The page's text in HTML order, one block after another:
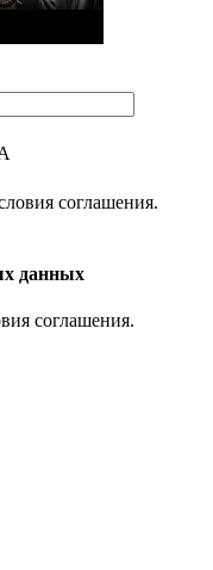
соглашения.
данных
соглашения.